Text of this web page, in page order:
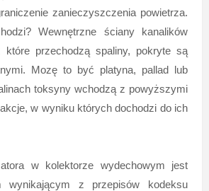
zanieczyszczenia powietrza.
Wewnętrzne ściany kanalików
które przechodzą spaliny, pokryte są
Mozę to być platyna, pallad lub
toksyny wchodzą z powyższymi
w wyniku których dochodzi do ich
w kolektorze wydechowym jest
wynikającym z przepisów kodeksu